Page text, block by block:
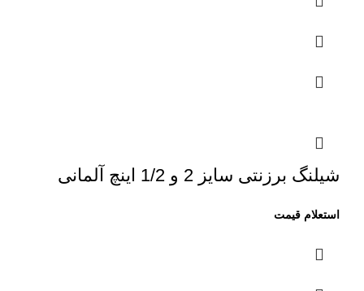
شیلنگ برزنتی سایز 2 و 1/2 اینچ آلمانی